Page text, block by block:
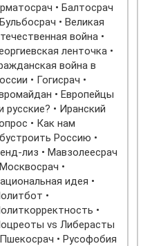
• Балтосрач
• Великая
война •
ленточка •
война в
• Гогисрач •
• Европейцы
русские? • Иранский
• Как нам
Россию •
лиз • Мавзолеесрач
•
идея •
•
•
vs Либерасты
Пшекосрач • Русофобия